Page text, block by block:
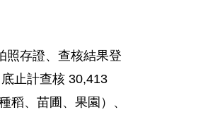
照存證、查核結果登
止計查核 30,413
稻、苗圃、果園）、